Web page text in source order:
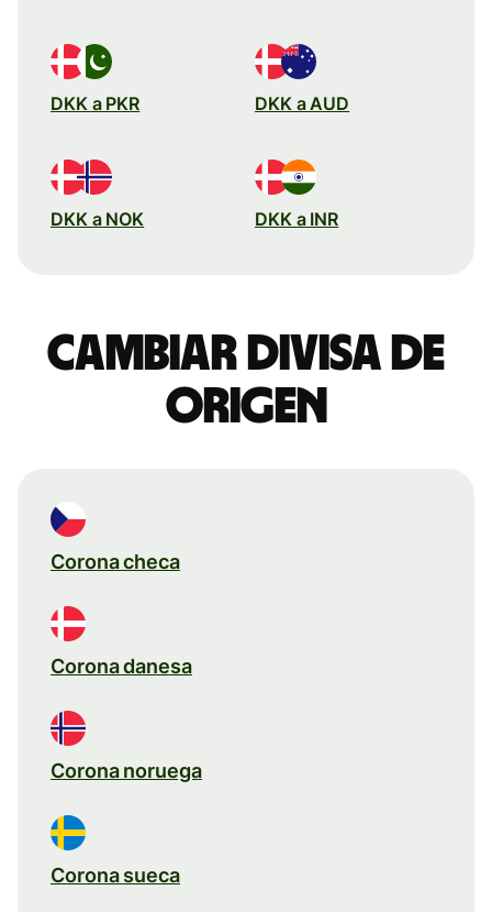
DKK a PKR DKK a AUD
DKK a NOK DKK a INR
Cambiar divisa de
origen
Corona checa
Corona danesa
Corona noruega
Corona sueca